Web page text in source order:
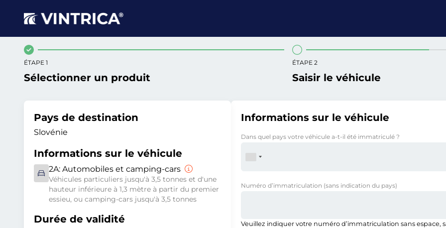
ÉTAPE 1
Sélectionner un produit
ÉTAPE 2
Saisir le véhicule
Pays de destination
Slovénie
Informations sur le véhicule
2A: Automobiles et camping-cars
Véhicules particuliers jusqu'à 3,5 tonnes et d'une
hauteur inférieure à 1,3 mètre à partir du premier
essieu, ou camping-cars jusqu'à 3,5 tonnes
Durée de validité
Informations sur le véhicule
Dans quel pays votre véhicule a-t-il été immatriculé ?
Numéro d’immatriculation (sans indication du pays)
Veuillez indiquer votre numéro d’immatriculation sans espace,